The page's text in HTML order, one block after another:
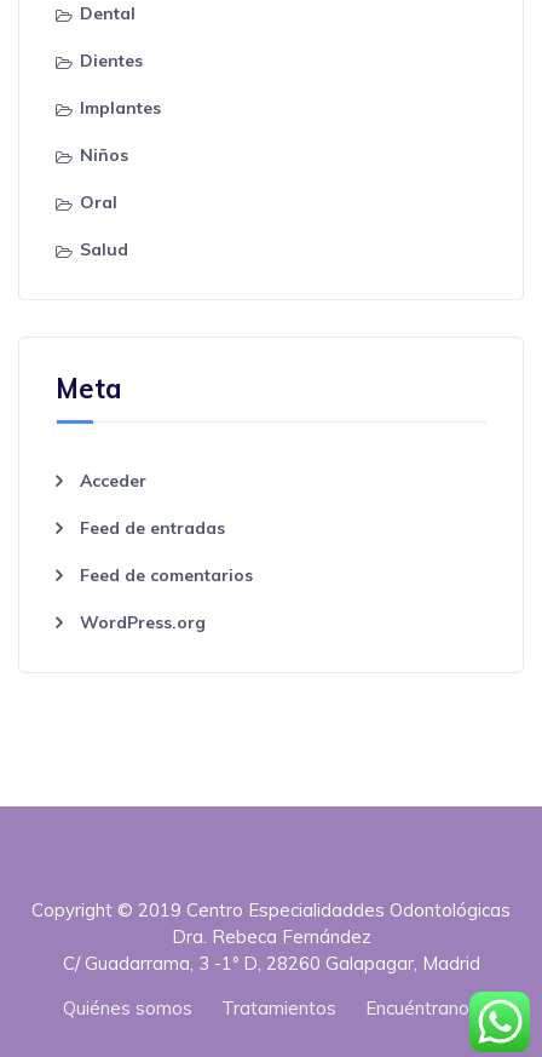
Dental
Dientes
Implantes
Niños
Oral
Salud
Meta
Acceder
Feed de entradas
Feed de comentarios
WordPress.org
Copyright © 2019 Centro Especialidaddes Odontológicas
Dra. Rebeca Fernández
C/ Guadarrama, 3 -1º D, 28260 Galapagar, Madrid
Quiénes somos
Tratamientos Encuéntranos